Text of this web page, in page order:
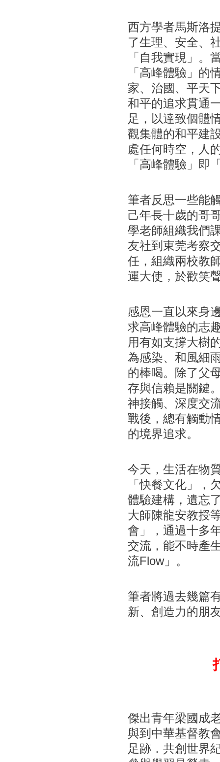
西方學者馬斯洛
了生理、安全、
「自我實現」。
「高峰體驗」的
家、治國、平天
和平的追求貫通
足，以達致個體
觀集體的和平建
處任何時空，人
「高峰體驗」即
筆者反思一些能
己年長十歲的哥
學老師組織我們
友社到東莞考察
任，組織兩校教
運大使，於歡笑
感恩一直以來身
求高峰體驗的志
用有如支撐大樹
為感染、和風細
的棒喝。除了父
存與信賴是關鍵
神接觸、深度交
戰後，總有觸動
的境界追求。
今天，生活在物
「快餐文化」，
體驗建構，遺忘
大師陳龍安教授
會」，通過十多
交流，能不時產
流Flow」。
筆者將過去幾篇
新、創造力的朋
傑出青年梁國成
與到中華基督教
足跡．共創世界